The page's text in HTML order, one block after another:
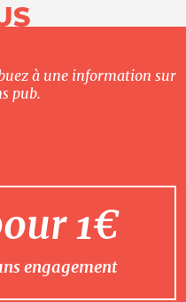
à une information sur
pub.
1€
engagement